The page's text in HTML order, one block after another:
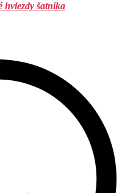
hviezdy šatníka